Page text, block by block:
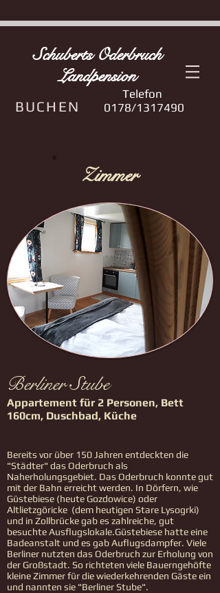
BUCHEN
Schuberts Oderbruch
Landpension
Telefon
0178/1317490
Zimmer
Berliner Stube
Appartement für 2 Personen, Bett
160cm, Duschbad, Küche
Bereits vor über 150 Jahren entdeckten die
"Städter" das Oderbruch als
Naherholungsgebiet. Das Oderbruch konnte gut
mit der Bahn erreicht werden. In Dörfern, wie
Güstebiese (heute Gozdowice) oder
Altlietzgöricke (dem heutigen Stare Lysogrki)
und in Zollbrücke gab es zahlreiche, gut
besuchte Ausflugslokale.Güstebiese hatte eine
Badeanstalt und es gab Auflugsdampfer. Viele
Berliner nutzten das Oderbruch zur Erholung von
der Großstadt. So richteten viele Bauerngehöfte
kleine Zimmer für die wiederkehrenden Gäste ein
und nannten sie "Berliner Stube".